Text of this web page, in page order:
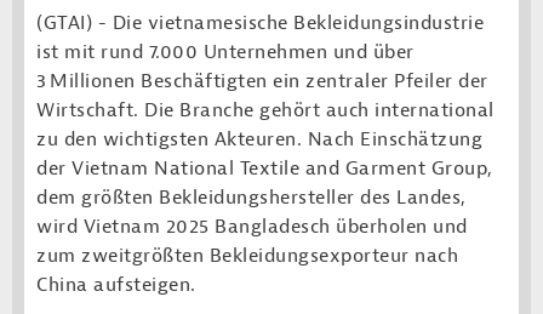
(GTAI) - Die vietnamesische Bekleidungsindustrie
ist mit rund 7.000 Unternehmen und über
3 Millionen Beschäftigten ein zentraler Pfeiler der
Wirtschaft. Die Branche gehört auch international
zu den wichtigsten Akteuren. Nach Einschätzung
der Vietnam National Textile and Garment Group,
dem größten Bekleidungshersteller des Landes,
wird Vietnam 2025 Bangladesch überholen und
zum zweitgrößten Bekleidungsexporteur nach
China aufsteigen.